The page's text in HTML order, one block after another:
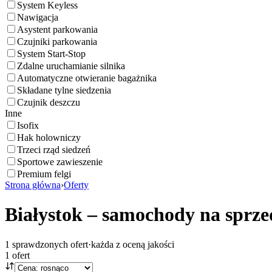
System Keyless
Nawigacja
Asystent parkowania
Czujniki parkowania
System Start-Stop
Zdalne uruchamianie silnika
Automatyczne otwieranie bagażnika
Składane tylne siedzenia
Czujnik deszczu
Inne
Isofix
Hak holowniczy
Trzeci rząd siedzeń
Sportowe zawieszenie
Premium felgi
Strona główna›Oferty
Białystok – samochody na
1 sprawdzonych ofert·każda z oceną jakości
1 ofert